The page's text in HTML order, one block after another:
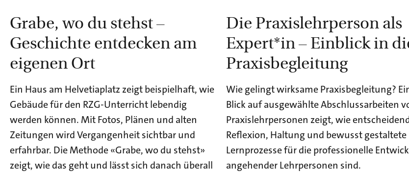
Grabe, wo du stehst –
Geschichte entdecken am
eigenen Ort
Ein Haus am Helvetiaplatz zeigt beispielhaft, wie
Gebäude für den RZG-Unterricht lebendig
werden können. Mit Fotos, Plänen und alten
Zeitungen wird Vergangenheit sichtbar und
erfahrbar. Die Methode «Grabe, wo du stehst»
zeigt, wie das geht und lässt sich danach überall
Die Praxislehrperson als
Expert*in – Einblick in
Praxisbegleitung
Wie gelingt wirksame Praxisbegleitung?
Blick auf ausgewählte Abschlussarbeiten
Praxislehrpersonen zeigt, wie
Reflexion, Haltung und bewusst gestaltete
Lernprozesse für die professionelle
angehender Lehrpersonen sind.